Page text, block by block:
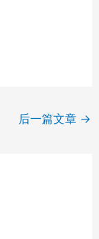
后一篇文章 →